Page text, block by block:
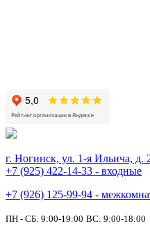
г. Ногинск, ул. 1-я Ильича, д.
+7 (925) 422-14-33 - входные
+7 (926) 125-99-94 -
ПН - СБ: 9:00-19:00 ВС: 9:00-18:00